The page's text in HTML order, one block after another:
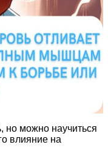
но можно научиться
влияние на